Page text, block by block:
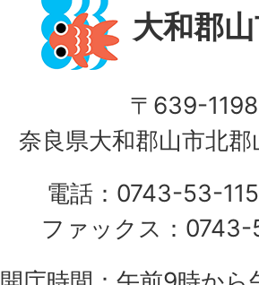
大和郡
〒639-1198
奈良県大和郡山市北
電話：0743-53-
ファックス：